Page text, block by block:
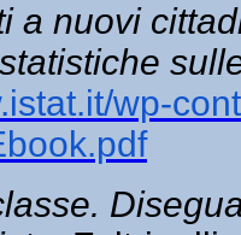
a nuovi
wp-